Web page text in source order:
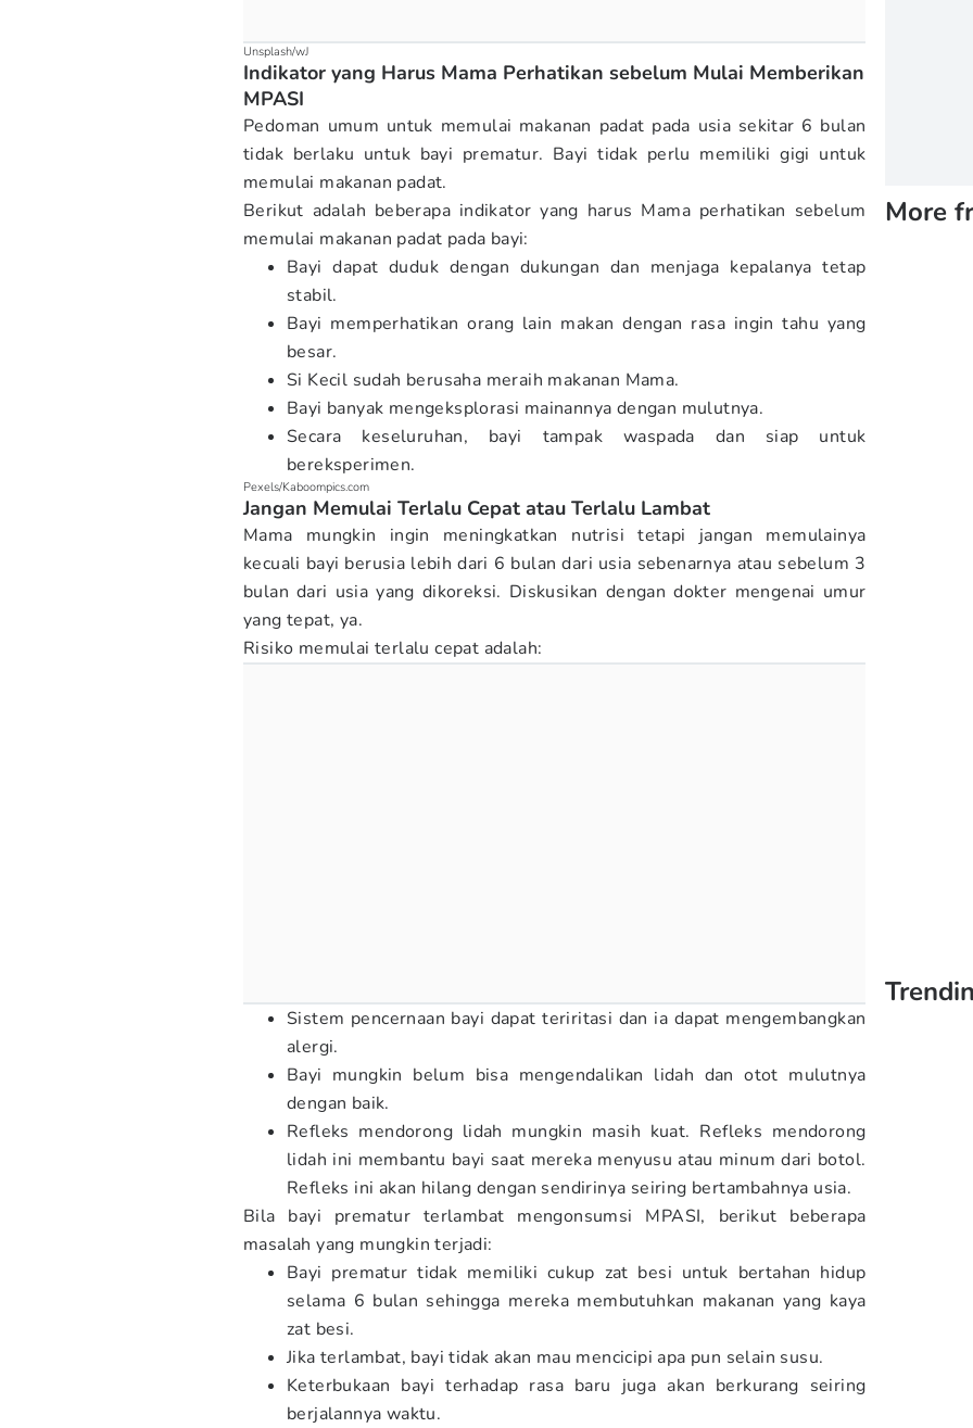
Unsplash/wJ
Indikator yang Harus Mama Perhatikan sebelum Mulai Memberikan
MPASI
Pedoman umum untuk memulai makanan padat pada usia sekitar 6 bulan
tidak berlaku untuk bayi prematur. Bayi tidak perlu memiliki gigi untuk
memulai makanan padat.
Berikut adalah beberapa indikator yang harus Mama perhatikan sebelum
memulai makanan padat pada bayi:
Bayi dapat duduk dengan dukungan dan menjaga kepalanya tetap
stabil.
Bayi memperhatikan orang lain makan dengan rasa ingin tahu yang
besar.
Si Kecil sudah berusaha meraih makanan Mama.
Bayi banyak mengeksplorasi mainannya dengan mulutnya.
Secara keseluruhan, bayi tampak waspada dan siap untuk
bereksperimen.
Pexels/Kaboompics.com
Jangan Memulai Terlalu Cepat atau Terlalu Lambat
Mama mungkin ingin meningkatkan nutrisi tetapi jangan memulainya
kecuali bayi berusia lebih dari 6 bulan dari usia sebenarnya atau sebelum 3
bulan dari usia yang dikoreksi. Diskusikan dengan dokter mengenai umur
yang tepat, ya.
Risiko memulai terlalu cepat adalah:
Sistem pencernaan bayi dapat teriritasi dan ia dapat mengembangkan
alergi.
Bayi mungkin belum bisa mengendalikan lidah dan otot mulutnya
dengan baik.
Refleks mendorong lidah mungkin masih kuat. Refleks mendorong
lidah ini membantu bayi saat mereka menyusu atau minum dari botol.
Refleks ini akan hilang dengan sendirinya seiring bertambahnya usia.
Bila bayi prematur terlambat mengonsumsi MPASI, berikut beberapa
masalah yang mungkin terjadi:
Bayi prematur tidak memiliki cukup zat besi untuk bertahan hidup
selama 6 bulan sehingga mereka membutuhkan makanan yang kaya
zat besi.
Jika terlambat, bayi tidak akan mau mencicipi apa pun selain susu.
Keterbukaan bayi terhadap rasa baru juga akan berkurang seiring
berjalannya waktu.
More